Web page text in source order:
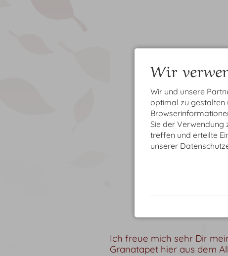
Ich freue mich sehr Dir
Granatapet hier aus dem
Wir
Wir und unsere
optimal zu gestalten
Sie der Verwendung
treffen und erteilte
unserer